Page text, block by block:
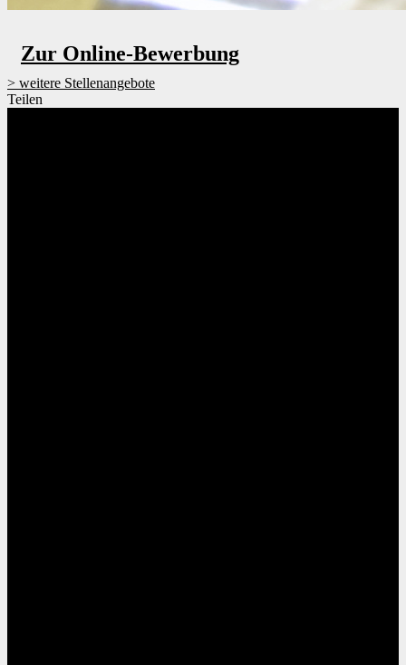
Zur Online-Bewerbung
weitere Stellenangebote
Teilen